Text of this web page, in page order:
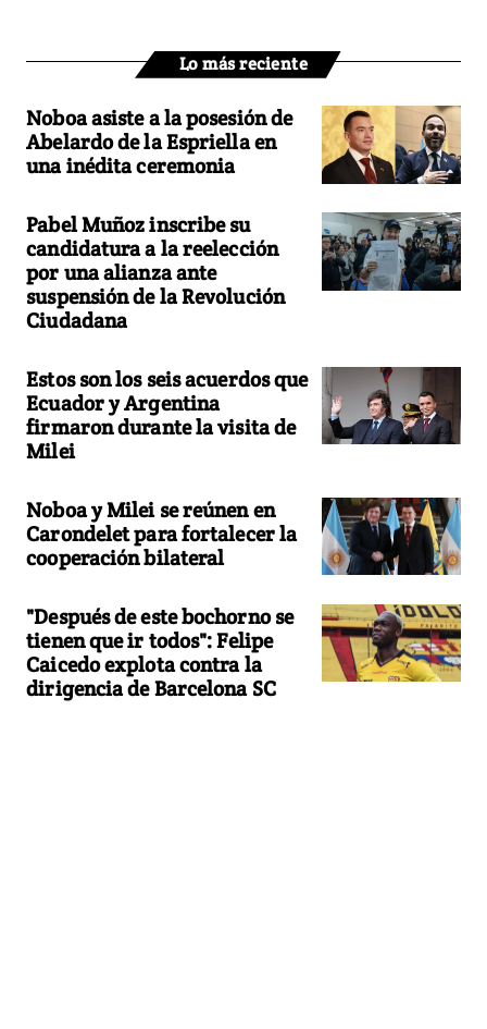
Lo más reciente
Noboa asiste a la posesión de
Abelardo de la Espriella en
una inédita ceremonia
Pabel Muñoz inscribe su
candidatura a la reelección
por una alianza ante
suspensión de la Revolución
Ciudadana
Estos son los seis acuerdos que
Ecuador y Argentina
firmaron durante la visita de
Milei
Noboa y Milei se reúnen en
Carondelet para fortalecer la
cooperación bilateral
"Después de este bochorno se
tienen que ir todos": Felipe
Caicedo explota contra la
dirigencia de Barcelona SC